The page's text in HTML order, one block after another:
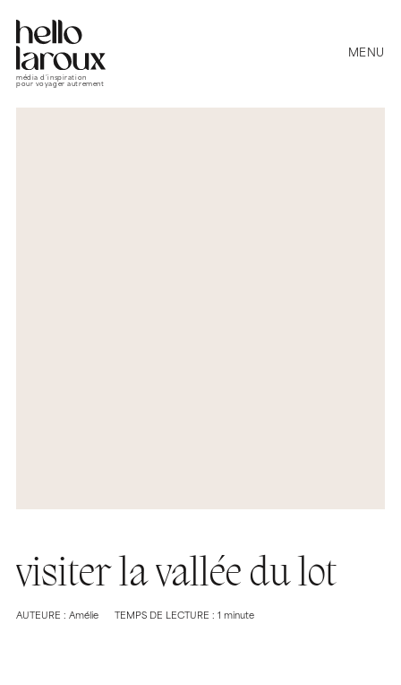
média d’inspiration
pour voyager autrement
MENU
visiter la vallée du lot
AUTEURE : Amélie TEMPS DE LECTURE : 1 minute